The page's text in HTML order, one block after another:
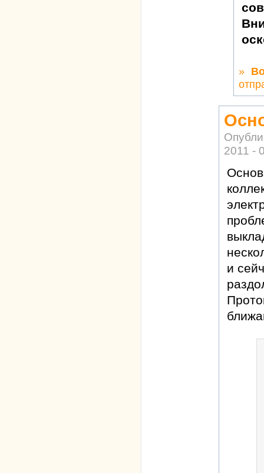
»
2011 -
и